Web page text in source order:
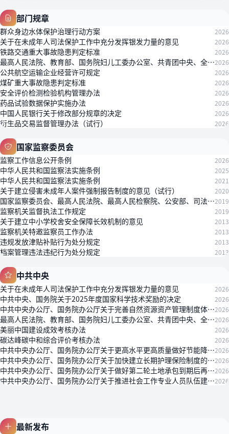
部门规章
群众身边水体保护治理行动方案 2026
关于在未成年人司法保护工作中充分发挥银发力量的意见 2026
铁路交通重大事故隐患判定标准 2026
最高人民法院、教育部、国务院妇儿工委办公室、共青团中央、全国妇联关于开展“播法治种子，树法治信仰”法治宣传教育活动的通知2026
公共航空运输企业经营许可规定 2026
煤矿重大事故隐患判定标准 2026
安全评价检测检验机构管理办法 2026
药品试验数据保护实施办法 2026
中国人民银行关于修改部分规章的决定 2026
衍生品交易监督管理办法（试行） 2026
国家监察委员会
监察工作信息公开条例 2026
中华人民共和国监察法实施条例 2025
中华人民共和国监察法实施条例 2021
关于建立侵害未成年人案件强制报告制度的意见（试行） 2020
国家监察委员会、最高人民法院、最高人民检察院、公安部、司法部关于在扫黑除恶专项斗争中分工负责、互相配合、互相制约严惩公职人员涉黑涉恶违法犯罪问题的通知2019
监察机关监督执法工作规定 2019
关于建立中小学校舍安全保障长效机制的意见 2013
监察机关特邀监察员工作办法 2013
违规发放津贴补贴行为处分规定 2013
档案管理违法违纪行为处分规定 2013
中共中央
关于在未成年人司法保护工作中充分发挥银发力量的意见 2026
中共中央、国务院关于2025年度国家科学技术奖励的决定 2026
中共中央办公厅、国务院办公厅关于完善自然资源资产管理制度体系的意见2026
最高人民法院、教育部、国务院妇儿工委办公室、共青团中央、全国妇联关于开展“播法治种子，树法治信仰”法治宣传教育活动的通知2026
美丽中国建设成效考核办法 2026
碳达峰碳中和综合评价考核办法 2026
中共中央办公厅、国务院办公厅关于更高水平更高质量做好节能降碳工作的意见2026
中共中央办公厅、国务院办公厅关于加快建立长期护理保险制度的意见2026
中共中央办公厅、国务院办公厅关于做好第二轮土地承包到期后再延长三十年试点工作的意见2026
中共中央办公厅、国务院办公厅关于推进社会工作专业人员队伍建设的意见2026
最新发布